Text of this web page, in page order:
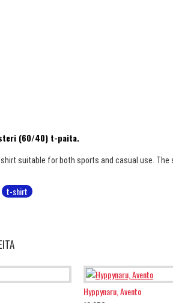
(60/40) t-paita.
suitable for both sports and casual use.
t-shirt
Hyppynaru, Avento